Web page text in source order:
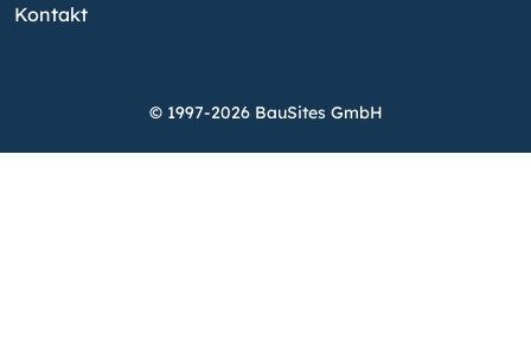
Kontakt
© 1997-2026 BauSites GmbH